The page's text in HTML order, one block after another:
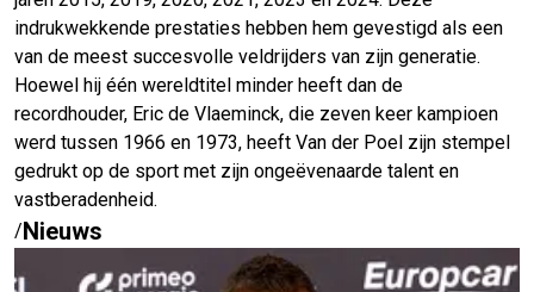
indrukwekkende prestaties hebben hem gevestigd als een
van de meest succesvolle veldrijders van zijn generatie.
Hoewel hij één wereldtitel minder heeft dan de
recordhouder, Eric de Vlaeminck, die zeven keer kampioen
werd tussen 1966 en 1973, heeft Van der Poel zijn stempel
gedrukt op de sport met zijn ongeëvenaarde talent en
vastberadenheid.
/Nieuws